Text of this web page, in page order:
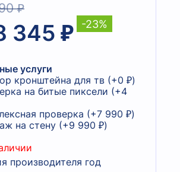
₽
345 ₽ -23%
услуги
кронштейна для тв (+0 ₽)
на битые пиксели (+4
проверка (+7 990 ₽)
на стену (+9 990 ₽)
производителя год